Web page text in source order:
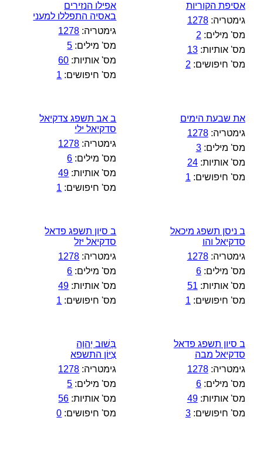
אסיפת הקוריות
גימטריה:1278
מס' מילים: 2
מס' אותיות:13
מס' חיפושים: 2
אפילו הנזירים
באסיה התפללו למעני
גימטריה: 1278
מס' מילים: 5
מס' אותיות: 60
מס' חיפושים: 1
את שבעת הימים
גימטריה:1278
מס' מילים:3
מס' אותיות:24
מס' חיפושים: 1
ב אב תשפג צדקיאל
סדקיאל ילי
גימטריה: 1278
מס' מילים: 6
מס' אותיות: 49
מס' חיפושים: 1
ב ניסן תשפג מיכאל
סדקיאל והו
גימטריה:1278
מס' מילים:6
מס' אותיות: 51
מס' חיפושים: 1
ב סיון תשפג פדאל
סדקיאל יזל
גימטריה: 1278
מס' מילים: 6
מס' אותיות: 49
מס' חיפושים: 1
ב סיון תשפג פדאל
סדקיאל מבה
גימטריה:1278
מס' מילים:6
מס' אותיות:49
מס' חיפושים:3
בְּשׁוּב יְהוָה
צִיּוֹן התשפא
גימטריה: 1278
מס' מילים: 5
מס' אותיות: 56
מס' חיפושים: 0